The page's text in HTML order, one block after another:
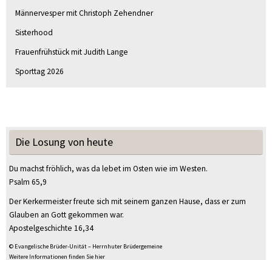
Männervesper mit Christoph Zehendner
Sisterhood
Frauenfrühstück mit Judith Lange
Sporttag 2026
Die Losung von heute
Du machst fröhlich, was da lebet im Osten wie im Westen.
Psalm 65,9
Der Kerkermeister freute sich mit seinem ganzen Hause, dass er zum
Glauben an Gott gekommen war.
Apostelgeschichte 16,34
© Evangelische Brüder-Unität – Herrnhuter Brüdergemeine
Weitere Informationen finden Sie hier